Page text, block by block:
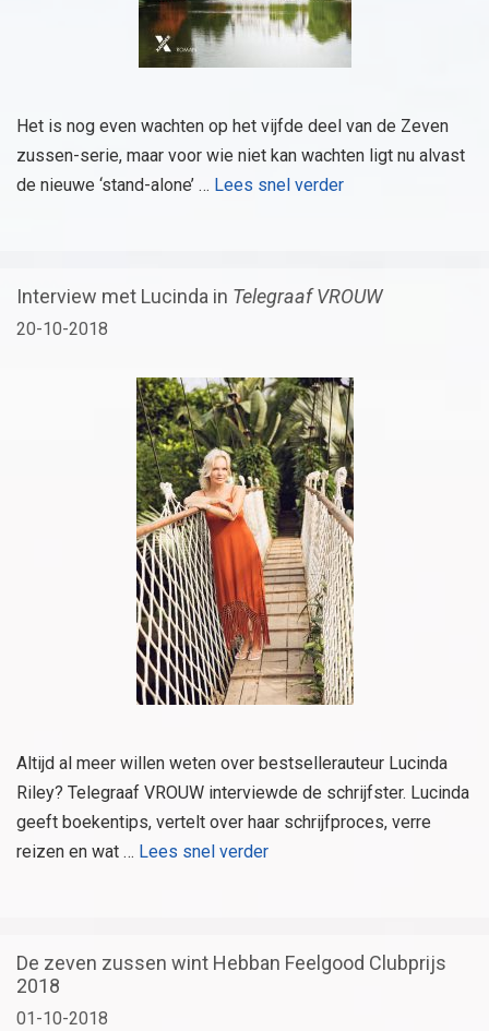
Het is nog even wachten op het vijfde deel van de Zeven
zussen-serie, maar voor wie niet kan wachten ligt nu alvast
de nieuwe ‘stand-alone’ … Lees snel verder
Interview met Lucinda in Telegraaf VROUW
20-10-2018
Altijd al meer willen weten over bestsellerauteur Lucinda
Riley? Telegraaf VROUW interviewde de schrijfster. Lucinda
geeft boekentips, vertelt over haar schrijfproces, verre
reizen en wat … Lees snel verder
De zeven zussen wint Hebban Feelgood Clubprijs
2018
01-10-2018